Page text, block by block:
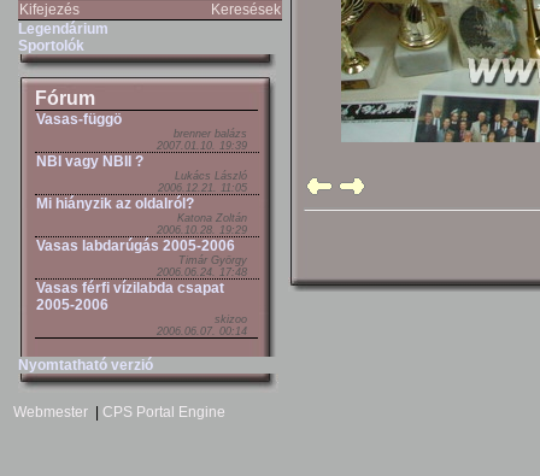
Kifejezés
Keresések
Legendárium
Sportolók
Fórum
Vasas-függö
brenner balázs
2007.01.10. 19:39
NBI vagy NBII ?
Lukács László
2006.12.21. 11:05
Mi hiányzik az oldalról?
Katona Zoltán
2006.10.28. 19:29
Vasas labdarúgás 2005-2006
Timár György
2006.06.24. 17:48
Vasas férfi vízilabda csapat
2005-2006
skizoo
2006.06.07. 00:14
Nyomtatható verzió
Webmester CPS Portal Engine